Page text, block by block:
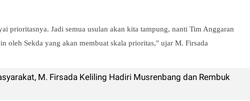
prioritasnya. Jadi semua usulan akan kita tampung, nanti Tim Anggaran
oleh Sekda yang akan membuat skala prioritas," ujar M. Firsada
M. Firsada Keliling Hadiri Musrenbang dan Rembuk